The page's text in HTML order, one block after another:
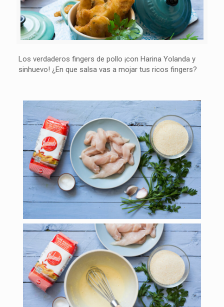
Los verdaderos fingers de pollo ¡con Harina Yolanda y
sinhuevo! ¿En que salsa vas a mojar tus ricos fingers?